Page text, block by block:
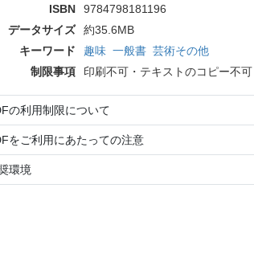
ISBN
9784798181196
データサイズ
約35.6MB
キーワード
趣味 一般書 芸術その他
制限事項
印刷不可・テキストのコピー不可
の利用制限について
をご利用にあたっての注意
環境